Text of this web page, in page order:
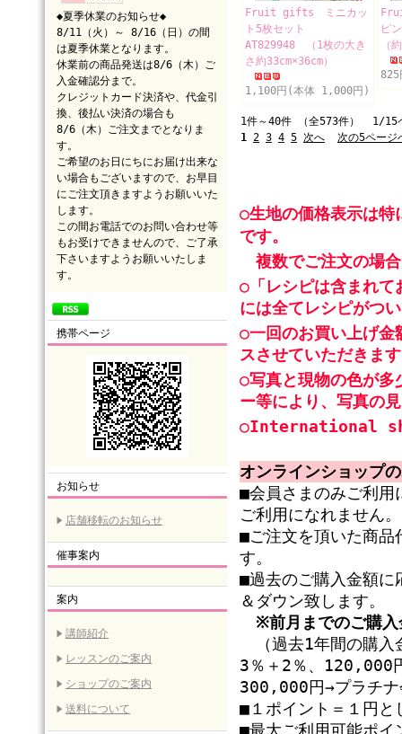
◆夏季休業のお知らせ◆
8/11（火）～ 8/16（日）の間
は夏季休業となります。
休業前の商品発送は8/6（木）ご
入金確認分まで。
クレジットカード決済や、代金引
換、後払い決済の場合も
8/6（木）ご注文までとなりま
す。
ご希望のお日にちにお届け出来な
い場合もございますので、お早目
にご注文頂きますようお願いいた
します。
この間お電話でのお問い合わせ等
もお受けできませんので、ご了承
下さいますようお願いいたしま
す。
携帯ページ
お知らせ
店舗移転のお知らせ
催事案内
案内
講師紹介
レッスンのご案内
ショップのご案内
送料について
Fruit gifts ミニカッ
ト5枚セット
AT829948 （1枚の大き
さ約33cm×36cm）
1,100円(本体 1,000円)
ピ
（
1件～40件 （全573件） 1/15
1 2 3 4 5 次へ 次の5ページ
○生地の価格表示は特
です。
複数でご注文の場
○「レシピは含まれて
には全てレシピがつ
○一回のお買い上げ
スさせていただきま
○写真と現物の色が多
ー等により、写真の
○International
オンラインショップ
■会員さまのみご利用
ご利用になれません。
■ご注文を頂いた商品
す。
■過去のご購入金額に
＆ダウン致します。
※前月までのご購
（過去1年間の購入
3％＋2％、120,000
300,000円→プラチナ
■１ポイント＝１円と
■最大ご利用可能ポイ